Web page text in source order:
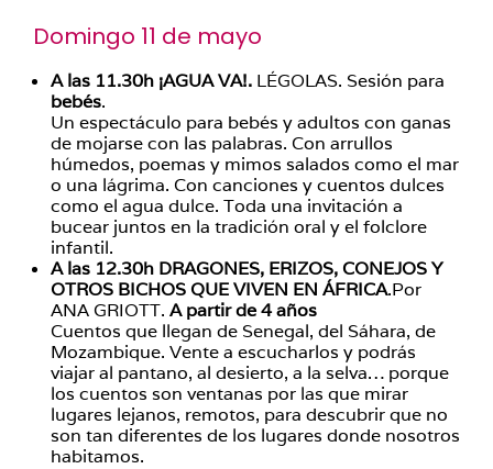
Domingo 11 de mayo
A las 11.30h ¡AGUA VA!. LÉGOLAS. Sesión para
bebés.
Un espectáculo para bebés y adultos con ganas
de mojarse con las palabras. Con arrullos
húmedos, poemas y mimos salados como el mar
o una lágrima. Con canciones y cuentos dulces
como el agua dulce. Toda una invitación a
bucear juntos en la tradición oral y el folclore
infantil.
A las 12.30h DRAGONES, ERIZOS, CONEJOS Y
OTROS BICHOS QUE VIVEN EN ÁFRICA.Por
ANA GRIOTT. A partir de 4 años
Cuentos que llegan de Senegal, del Sáhara, de
Mozambique. Vente a escucharlos y podrás
viajar al pantano, al desierto, a la selva… porque
los cuentos son ventanas por las que mirar
lugares lejanos, remotos, para descubrir que no
son tan diferentes de los lugares donde nosotros
habitamos.